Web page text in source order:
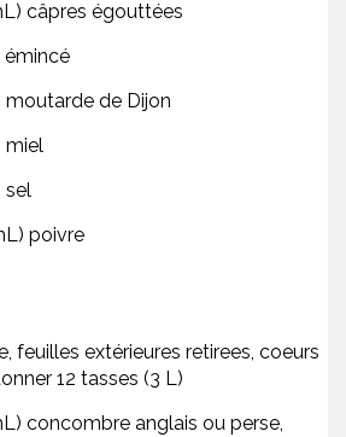
câpres égouttées
émincé
moutarde de Dijon
miel
sel
poivre
feuilles extérieures retirees, coeurs
12 tasses (3 L)
concombre anglais ou perse,